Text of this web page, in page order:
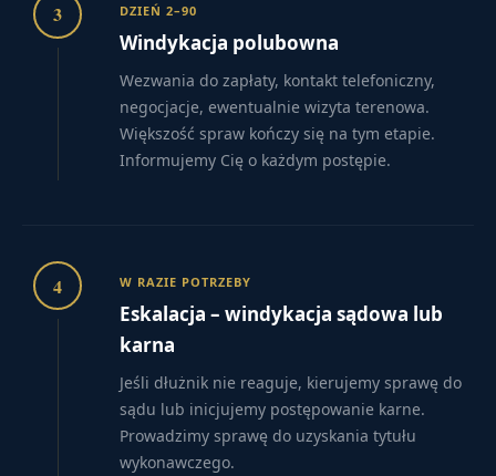
3 DZIEŃ 2–90
Windykacja polubowna
Wezwania do zapłaty, kontakt telefoniczny,
negocjacje, ewentualnie wizyta terenowa.
Większość spraw kończy się na tym etapie.
Informujemy Cię o każdym postępie.
4 W RAZIE POTRZEBY
Eskalacja – windykacja sądowa lub
karna
Jeśli dłużnik nie reaguje, kierujemy sprawę do
sądu lub inicjujemy postępowanie karne.
Prowadzimy sprawę do uzyskania tytułu
wykonawczego.